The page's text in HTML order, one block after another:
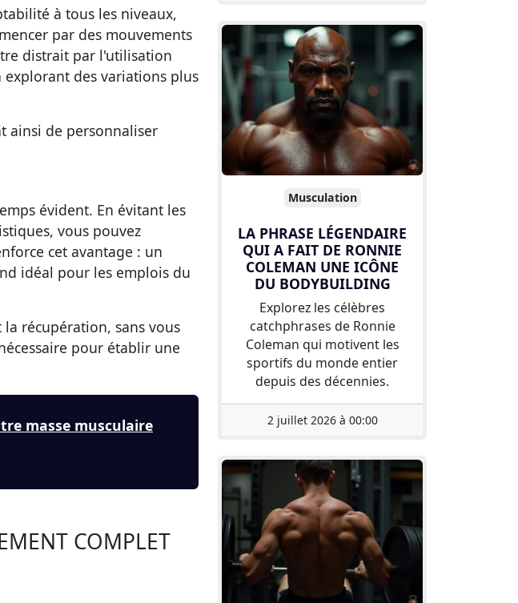
à tous les niveaux,
par des mouvements
distrait par l'utilisation
des variations plus
ainsi de personnaliser
évident. En évitant les
vous pouvez
cet avantage : un
idéal pour les emplois du
récupération, sans vous
pour établir une
masse musculaire
COMPLET
Musculation
LA PHRASE LÉGENDAIRE
QUI A FAIT DE RONNIE
COLEMAN UNE ICÔNE
DU BODYBUILDING
Explorez les célèbres
catchphrases de Ronnie
Coleman qui motivent les
sportifs du monde entier
depuis des décennies.
2 juillet 2026 à 00:00